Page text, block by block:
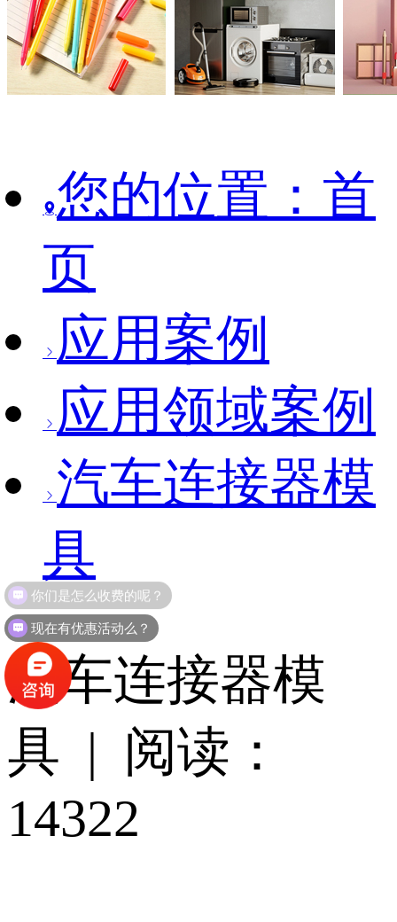
您的位置：首
页
应用案例
应用领域案例
汽车连接器模
具
汽车连接器模
具 | 阅读：
14322
现在有优惠活动么？